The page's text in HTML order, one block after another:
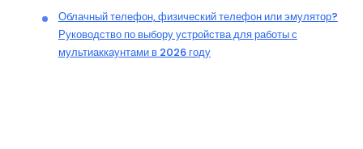
Облачный телефон, физический телефон или эмулятор?
Руководство по выбору устройства для работы с
мультиаккаунтами в 2026 году